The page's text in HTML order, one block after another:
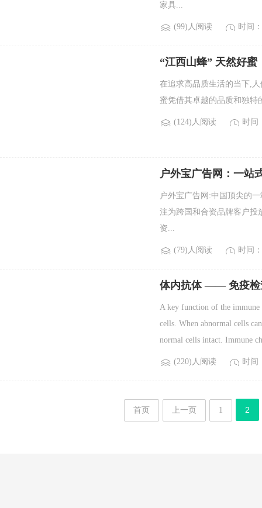
家具...
(99)人阅读 时间
“江西山蜂” 天然好
在追求高品质生活的当下,
蜜凭借其卓越的品质和独
(124)人阅读 时间
户外宝广告网：一站
户外宝广告网:中国顶尖的
注为跨国和合资品牌客户投
资...
(79)人阅读 时间
体内抗体 —— 免疫检
A key function of the immune
cells. When abnormal cells
normal cells intact. Immune
(220)人阅读 时间
首页 上一页 1 2